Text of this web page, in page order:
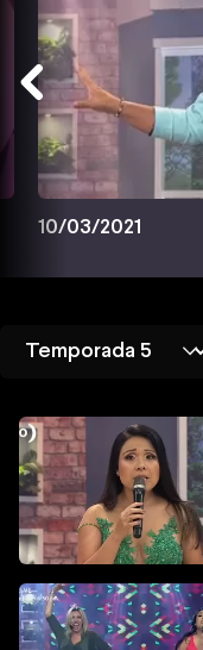
10/03/2021